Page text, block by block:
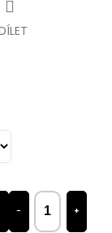
+
−